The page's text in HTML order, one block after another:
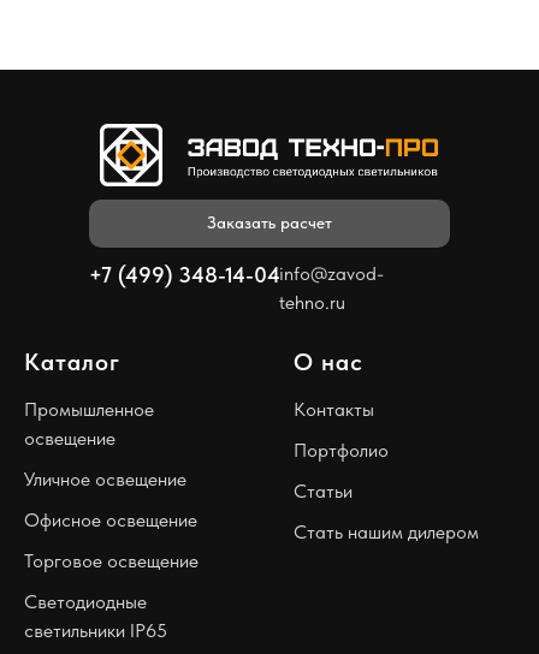
+7 (499) 348-14-04info@zavod-
tehno.ru
Заказать расчет
Каталог
Промышленное
освещение
Уличное освещение
Офисное освещение
Торговое освещение
Светодиодные
светильники IP65
О нас
Контакты
Портфолио
Статьи
Стать нашим дилером